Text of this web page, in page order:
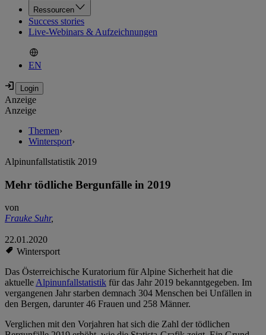
Ressourcen
Success stories
Live-Webinars & Aufzeichnungen
EN
Anzeige
Anzeige
Themen›
Wintersport›
Alpinunfallstatistik 2019
Mehr tödliche Bergunfälle in 2019
von
Frauke Suhr,
22.01.2020
Wintersport
Das Österreichische Kuratorium für Alpine Sicherheit hat die
aktuelleAlpinunfallstatistik für das Jahr 2019 bekanntgegeben. Im
vergangenen Jahr starben demnach 304 Menschen bei Unfällen in
den Bergen, darunter 46 Frauen und 258 Männer.
Verglichen mit den Vorjahren hat sich die Zahl der tödlichen